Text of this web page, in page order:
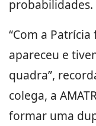
probabilidades.
“Com a
apareceu e
quadra”,
colega, a
formar uma